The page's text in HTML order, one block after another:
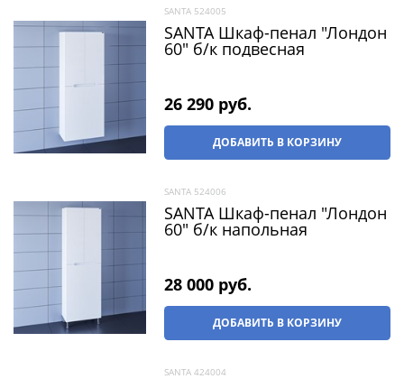
SANTA 524005
SANTA Шкаф-пенал "Лондон
60" б/к подвесная
26 290 руб.
ДОБАВИТЬ В КОРЗИНУ
SANTA 524006
SANTA Шкаф-пенал "Лондон
60" б/к напольная
28 000 руб.
ДОБАВИТЬ В КОРЗИНУ
SANTA 424004